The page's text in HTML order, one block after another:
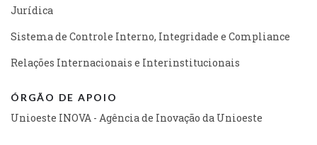
Jurídica
Sistema de Controle Interno, Integridade e Compliance
Relações Internacionais e Interinstitucionais
ÓRGÃO DE APOIO
Unioeste INOVA - Agência de Inovação da Unioeste